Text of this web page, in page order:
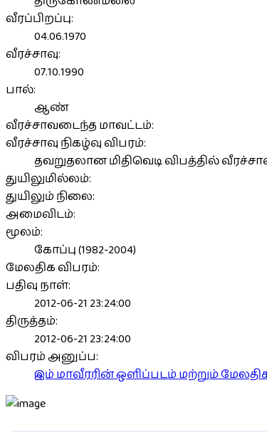
வீரப்பிறப்பு:
04.06.1970
வீரச்சாவு:
07.10.1990
பால்:
ஆண்
வீரச்சாவடைந்த மாவட்டம்:
வீரச்சாவு நிகழ்வு விபரம்:
தவறுதலான மிதிவெடி விபத்தில்
துயிலுமில்லம்:
துயிலும் நிலை:
அமைவிடம்:
மூலம்:
கோப்பு (1982-2004)
மேலதிக விபரம்:
பதிவு நாள்:
2012-06-21 23:24:00
திருத்தம்:
2012-06-21 23:24:00
விபரம் அனுப்ப:
இம் மாவீரரின் ஒளிப்படம் மற்றும்